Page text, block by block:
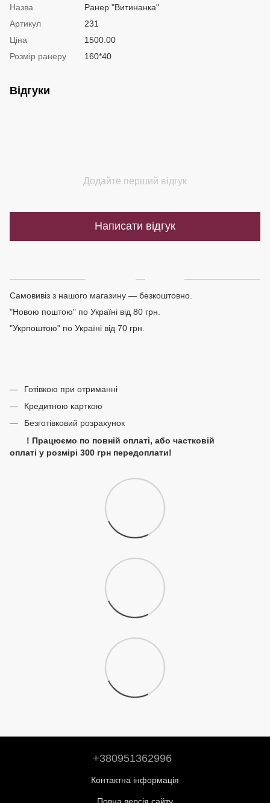
Назва
Ранер "Витинанка"
Артикул
231
Ціна
1500.00
Розмір ранеру
160*40
Відгуки
Додайте перший відгук
Написати відгук
Самовивіз з нашого магазину — безкоштовно.
"Новою поштою" по Україні від 80 грн.
"Укрпоштою" по Україні від 70 грн.
Готівкою при отриманні
Кредитною карткою
Безготівковий розрахунок
! Працюємо по повній оплаті, або частковій
оплаті у розмірі 300 грн передоплати!
+380951362996
Контактна інформація
Повна версія сайту